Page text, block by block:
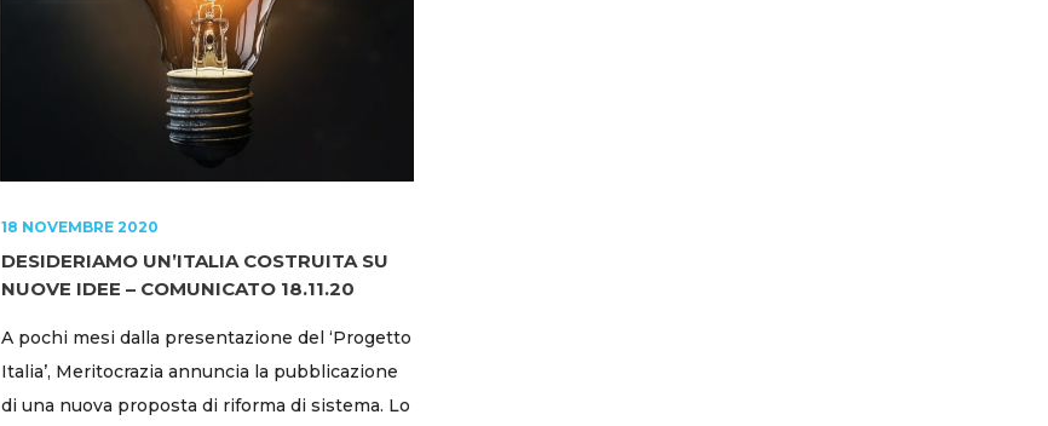
18 NOVEMBRE 2020
DESIDERIAMO UN’ITALIA COSTRUITA SU
NUOVE IDEE – COMUNICATO 18.11.20
A pochi mesi dalla presentazione del ‘Progetto
Italia’, Meritocrazia annuncia la pubblicazione
di una nuova proposta di riforma di sistema. Lo